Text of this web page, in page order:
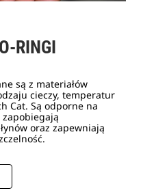
RINGI
są z materiałów
cieczy, temperatur
Cat. Są odporne na
oraz zapewniają